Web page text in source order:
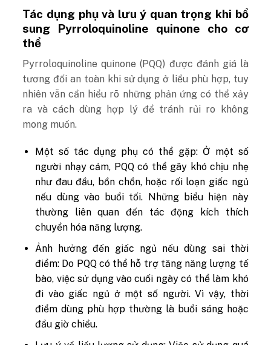
Tác dụng phụ và lưu ý quan trọng khi bổ
sung Pyrroloquinoline quinone cho cơ
thể
Pyrroloquinoline quinone (PQQ) được đánh giá là
tương đối an toàn khi sử dụng ở liều phù hợp, tuy
nhiên vẫn cần hiểu rõ những phản ứng có thể xảy
ra và cách dùng hợp lý để tránh rủi ro không
mong muốn.
Một số tác dụng phụ có thể gặp:Ở một số
người nhạy cảm, PQQ có thể gây khó chịu nhẹ
như đau đầu, bồn chồn, hoặc rối loạn giấc ngủ
nếu dùng vào buổi tối. Những biểu hiện này
thường liên quan đến tác động kích thích
chuyển hóa năng lượng.
Ảnh hưởng đến giấc ngủ nếu dùng sai thời
điểm: Do PQQ có thể hỗ trợ tăng năng lượng tế
bào, việc sử dụng vào cuối ngày có thể làm khó
đi vào giấc ngủ ở một số người. Vì vậy, thời
điểm dùng phù hợp thường là buổi sáng hoặc
đầu giờ chiều.